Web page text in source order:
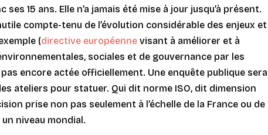
15 ans. Elle n’a jamais été mise à jour jusqu’à présent.
compte-tenu de l’évolution considérable des enjeux et
(directive européenne visant à améliorer et à
sociales et de gouvernance par les
encore actée officiellement. Une enquête publique sera
ateliers pour statuer. Qui dit norme ISO, dit dimension
prise non pas seulement à l’échelle de la France ou de
niveau mondial.